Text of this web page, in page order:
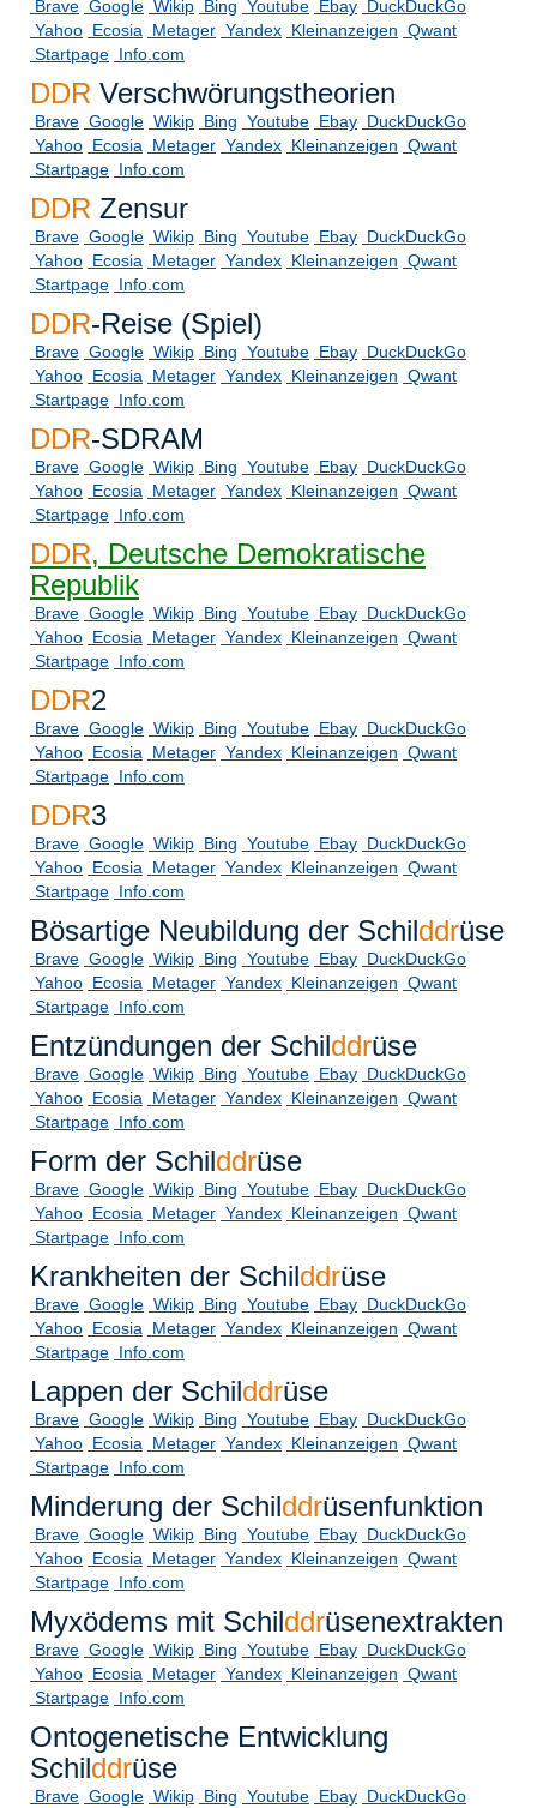
Brave Google Wikip Bing Youtube Ebay
DuckDuckGo
Yahoo Ecosia Metager Yandex Kleinanzeigen Qwant
Startpage Info.com
DDR Verschwörungstheorien
Brave Google Wikip Bing Youtube Ebay DuckDuckGo
Yahoo Ecosia Metager Yandex Kleinanzeigen Qwant
Startpage Info.com
DDR Zensur
Brave Google Wikip Bing Youtube Ebay DuckDuckGo
Yahoo Ecosia Metager Yandex Kleinanzeigen Qwant
Startpage Info.com
DDR-Reise (Spiel)
Brave Google Wikip Bing Youtube Ebay DuckDuckGo
Yahoo Ecosia Metager Yandex Kleinanzeigen Qwant
Startpage Info.com
DDR-SDRAM
Brave Google Wikip Bing Youtube Ebay DuckDuckGo
Yahoo Ecosia Metager Yandex Kleinanzeigen Qwant
Startpage Info.com
DDR, Deutsche Demokratische
Republik
Brave Google Wikip Bing Youtube Ebay DuckDuckGo
Yahoo Ecosia Metager Yandex Kleinanzeigen Qwant
Startpage Info.com
DDR2
Brave Google Wikip Bing Youtube Ebay DuckDuckGo
Yahoo Ecosia Metager Yandex Kleinanzeigen Qwant
Startpage Info.com
DDR3
Brave Google Wikip Bing Youtube Ebay DuckDuckGo
Yahoo Ecosia Metager Yandex Kleinanzeigen Qwant
Startpage Info.com
Bösartige Neubildung der Schilddrüse
Brave Google Wikip Bing Youtube Ebay DuckDuckGo
Yahoo Ecosia Metager Yandex Kleinanzeigen Qwant
Startpage Info.com
Entzündungen der Schilddrüse
Brave Google Wikip Bing Youtube Ebay DuckDuckGo
Yahoo Ecosia Metager Yandex Kleinanzeigen Qwant
Startpage Info.com
Form der Schilddrüse
Brave Google Wikip Bing Youtube Ebay DuckDuckGo
Yahoo Ecosia Metager Yandex Kleinanzeigen Qwant
Startpage Info.com
Krankheiten der Schilddrüse
Brave Google Wikip Bing Youtube Ebay DuckDuckGo
Yahoo Ecosia Metager Yandex Kleinanzeigen Qwant
Startpage Info.com
Lappen der Schilddrüse
Brave Google Wikip Bing Youtube Ebay DuckDuckGo
Yahoo Ecosia Metager Yandex Kleinanzeigen Qwant
Startpage Info.com
Minderung der Schilddrüsenfunktion
Brave Google Wikip Bing Youtube Ebay DuckDuckGo
Yahoo Ecosia Metager Yandex Kleinanzeigen Qwant
Startpage Info.com
Myxödems mit Schilddrüsenextrakten
Brave Google Wikip Bing Youtube Ebay DuckDuckGo
Yahoo Ecosia Metager Yandex Kleinanzeigen Qwant
Startpage Info.com
Ontogenetische Entwicklung
Schilddrüse
Brave Google Wikip Bing Youtube Ebay DuckDuckGo